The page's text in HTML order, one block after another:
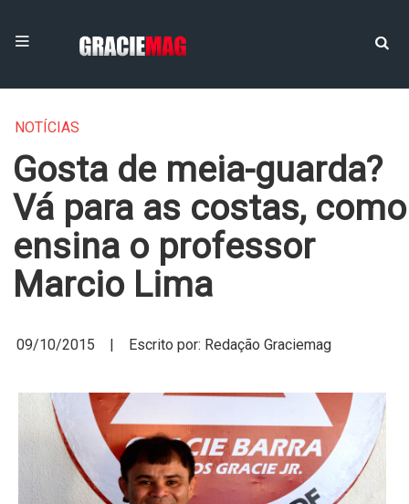
NOTÍCIAS
Gosta de meia-guarda?
Vá para as costas, como
ensina o professor
Marcio Lima
09/10/2015 | Escrito por: Redação Graciemag